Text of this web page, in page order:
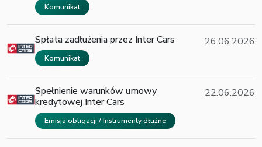
Komunikat
Spłata zadłużenia przez Inter Cars
Komunikat
26.06.2026
Spełnienie warunków umowy
kredytowej Inter Cars
Emisja obligacji / Instrumenty dłużne
22.06.2026